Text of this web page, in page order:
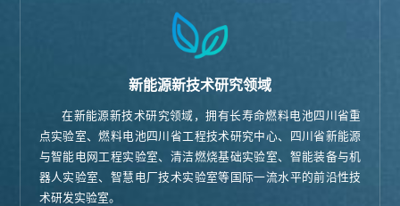
新能源新技术研究领域
在新能源新技术研究领域，拥有长寿命燃料电池四川省重
点实验室、燃料电池四川省工程技术研究中心、四川省新能源
与智能电网工程实验室、清洁燃烧基础实验室、智能装备与机
器人实验室、智慧电厂技术实验室等国际一流水平的前沿性技
术研发实验室。